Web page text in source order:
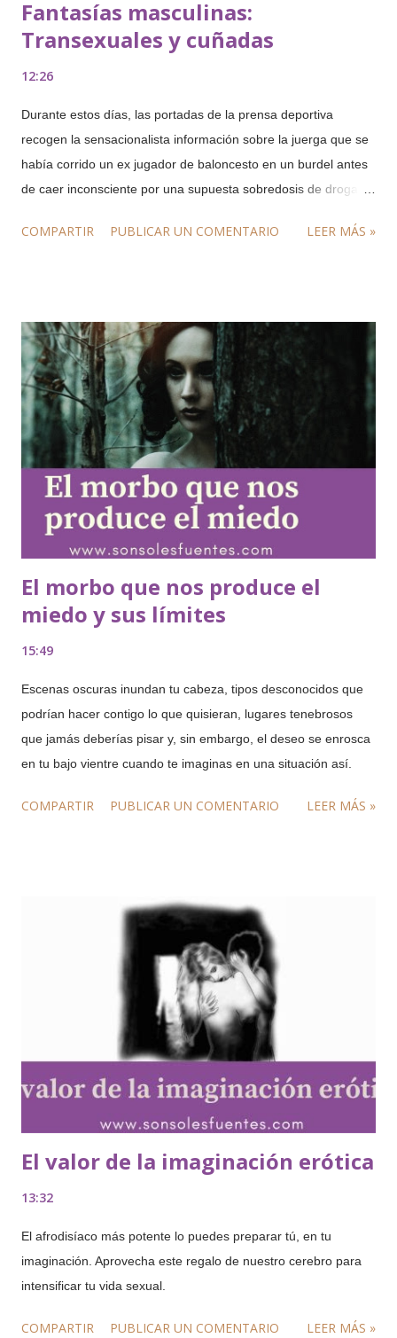
Fantasías masculinas:
Transexuales y cuñadas
12:26
Durante estos días, las portadas de la prensa deportiva
recogen la sensacionalista información sobre la juerga que se
había corrido un ex jugador de baloncesto en un burdel antes
de caer inconsciente por una supuesta sobredosis de drogas,
hay ciertos detalles sobre esa fiesta sexual que los medios
las prestaciones sexuales de un transexual que, además, se
parece físicamente a su ex cuñada. Efectivamente, la figura
del transexual es una de las que aparecen en las fantasías
sexuales de algunos hombres y, hasta el momento, no la he
encontrado entre los testimonios de las señoras. Así lo cuenta
uno de ellos: «Una fantasía que tengo a veces, y que
realmente no sé si me gustaría llegar a hacer real es la
siguiente: salgo una noche y esto...
COMPARTIR PUBLICAR UN COMENTARIO LEER MÁS »
El morbo que nos produce el
miedo y sus límites
15:49
Escenas oscuras inundan tu cabeza, tipos desconocidos que
podrían hacer contigo lo que quisieran, lugares tenebrosos
que jamás deberías pisar y, sin embargo, el deseo se enrosca
en tu bajo vientre cuando te imaginas en una situación así.
COMPARTIR PUBLICAR UN COMENTARIO LEER MÁS »
El valor de la imaginación erótica
13:32
El afrodisíaco más potente lo puedes preparar tú, en tu
imaginación. Aprovecha este regalo de nuestro cerebro para
intensificar tu vida sexual.
COMPARTIR PUBLICAR UN COMENTARIO LEER MÁS »